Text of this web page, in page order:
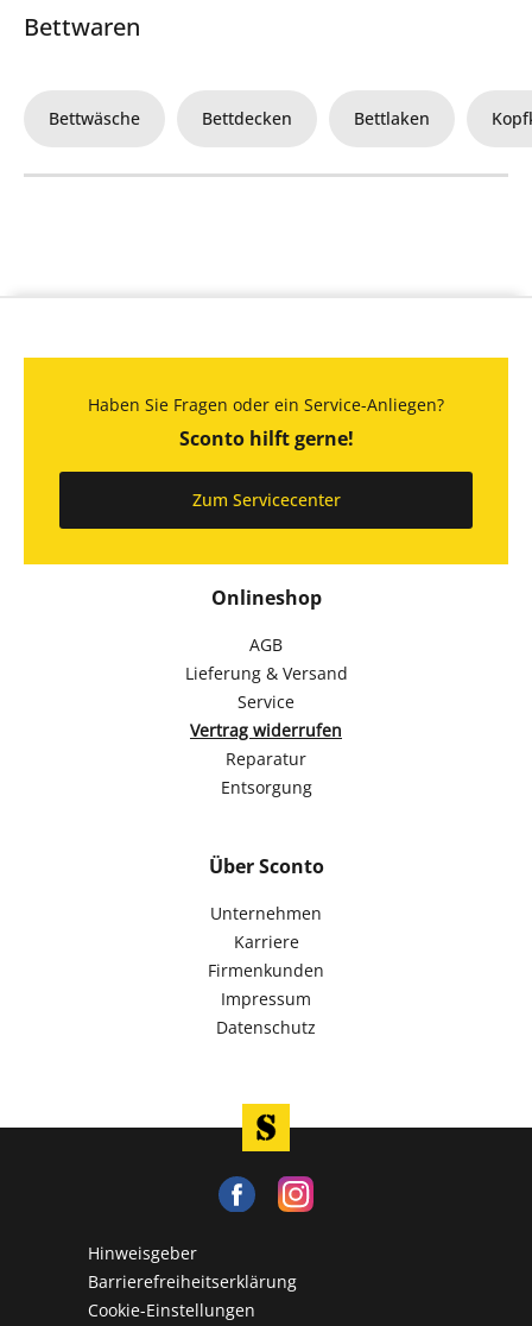
Bettwaren
Bettwäsche Bettdecken Bettlaken
Onlineshop
AGB
Lieferung & Versand
Service
Vertrag widerrufen
Reparatur
Entsorgung
Über Sconto
Unternehmen
Karriere
Firmenkunden
Impressum
Datenschutz
Haben Sie Fragen oder ein Service-Anliegen?
Sconto hilft gerne!
Zum Servicecenter
Hinweisgeber
Barrierefreiheitserklärung
Cookie-Einstellungen